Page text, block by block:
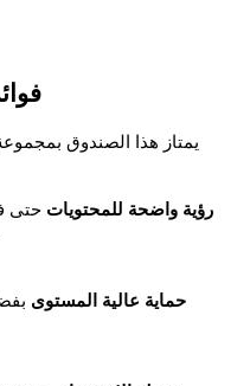
يمتاز هذا الصندوق
رؤية واضحة للمحتويات حتى
حماية عالية المستوى